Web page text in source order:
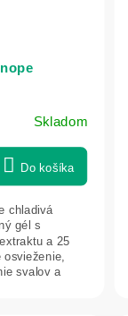
Skladom
Do košíka
chladivá
gél s
a 25
svalov a